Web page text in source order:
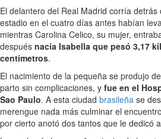
El delantero del Real Madrid corría
estadio en el cuatro días antes habían
mientras Carolina Celico, su mujer,
después nacía Isabella que pesó 3,17
centímetros.
El nacimiento de la pequeña se produjo
parto sin complicaciones, y fue en el
Sao Paulo. A esta ciudad brasileña se
merengue nada más culminar el
por cierto anotó dos tantos que le dedicó